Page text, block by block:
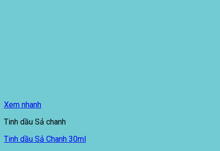
Xem nhanh
Tinh dầu Sả chanh
Tinh dầu Sả Chanh 30ml